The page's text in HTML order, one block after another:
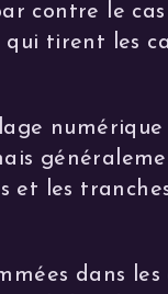
contre le
qui tirent les
numérique
et les
dans les